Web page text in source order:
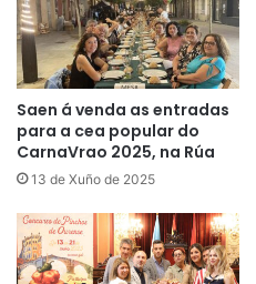
Saen á venda as entradas
para a cea popular do
CarnaVrao 2025, na Rúa
13 de Xuño de 2025